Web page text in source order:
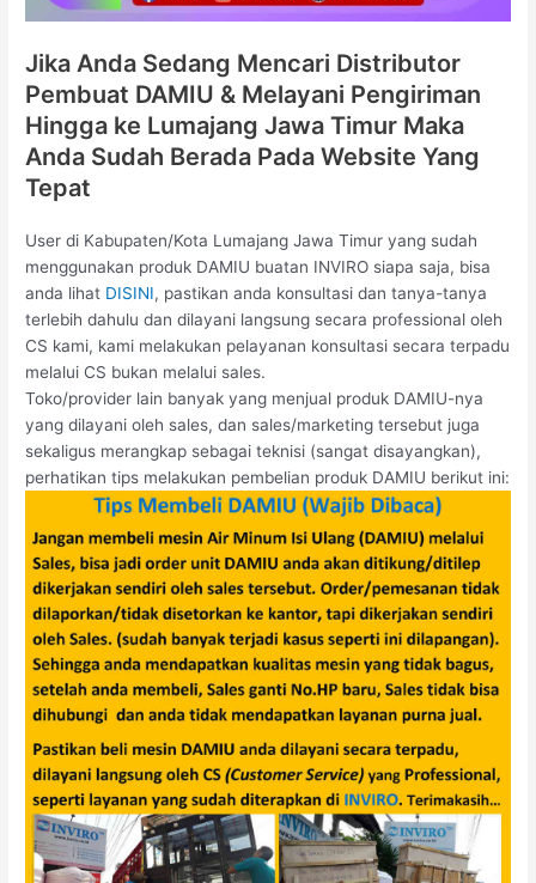
Jika Anda Sedang Mencari Distributor
Pembuat DAMIU & Melayani Pengiriman
Hingga ke Lumajang Jawa Timur Maka
Anda Sudah Berada Pada Website Yang
Tepat
User di Kabupaten/Kota Lumajang Jawa Timur yang sudah
menggunakan produk DAMIU buatan INVIRO siapa saja, bisa
anda lihat DISINI, pastikan anda konsultasi dan tanya-tanya
terlebih dahulu dan dilayani langsung secara professional oleh
CS kami, kami melakukan pelayanan konsultasi secara terpadu
melalui CS bukan melalui sales.
Toko/provider lain banyak yang menjual produk DAMIU-nya
yang dilayani oleh sales, dan sales/marketing tersebut juga
sekaligus merangkap sebagai teknisi (sangat disayangkan),
perhatikan tips melakukan pembelian produk DAMIU berikut ini: